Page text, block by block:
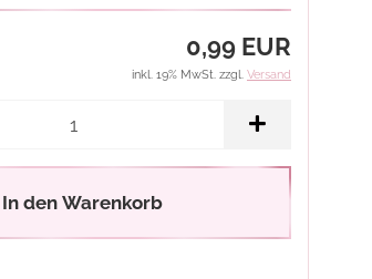
0,99 EUR
inkl. 19% MwSt. zzgl. Versand
In den Warenkorb